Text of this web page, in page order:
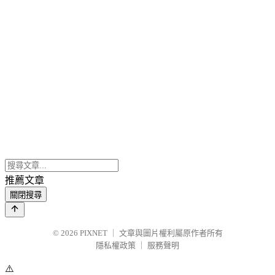
推薦文章
關閉搜尋
© 2026 PIXNET
文章與圖片權利屬原作者所有
隱私權政策
服務聲明
⚠️